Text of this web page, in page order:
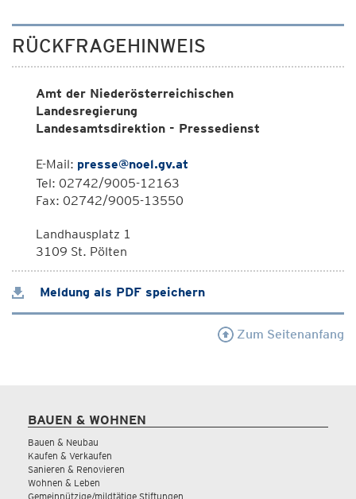
RÜCKFRAGEHINWEIS
Amt der Niederösterreichischen
Landesregierung
Landesamtsdirektion - Pressedienst
E-Mail: presse@noel.gv.at
Tel: 02742/9005-12163
Fax: 02742/9005-13550
Landhausplatz 1
3109 St. Pölten
Meldung als PDF speichern
Zum Seitenanfang
BAUEN & WOHNEN
Bauen & Neubau
Kaufen & Verkaufen
Sanieren & Renovieren
Wohnen & Leben
Gemeinnützige/mildtätige Stiftungen